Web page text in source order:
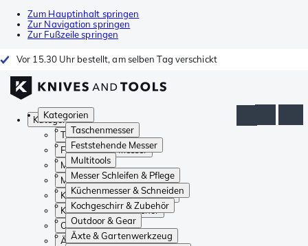
Zum Hauptinhalt springen
Zur Navigation springen
Zur Fußzeile springen
Vor 15.30 Uhr bestellt, am selben Tag verschickt
Kategorien
Taschenmesser
Feststehende Messer
Multitools
Messer Schleifen & Pflege
Küchenmesser & Schneiden
Kochgeschirr & Zubehör
Outdoor & Gear
Äxte & Gartenwerkzeug
Kategorien
Taschenmesser
Feststehende Messer
Multitools
Messer Schleifen & Pflege
Küchenmesser & Schneiden
Kochgeschirr & Zubehör
Outdoor & Gear
Äxte & Gartenwerkzeug